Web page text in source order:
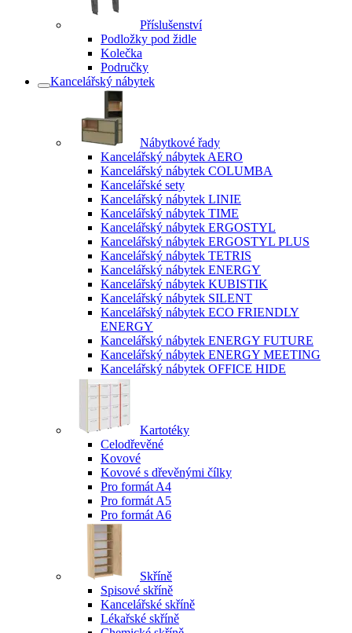
Příslušenství
Podložky pod židle
Kolečka
Područky
Kancelářský nábytek
Nábytkové řady
Kancelářský nábytek AERO
Kancelářský nábytek COLUMBA
Kancelářské sety
Kancelářský nábytek LINIE
Kancelářský nábytek TIME
Kancelářský nábytek ERGOSTYL
Kancelářský nábytek ERGOSTYL PLUS
Kancelářský nábytek TETRIS
Kancelářský nábytek ENERGY
Kancelářský nábytek KUBISTIK
Kancelářský nábytek SILENT
Kancelářský nábytek ECO FRIENDLY
ENERGY
Kancelářský nábytek ENERGY FUTURE
Kancelářský nábytek ENERGY MEETING
Kancelářský nábytek OFFICE HIDE
Kartotéky
Celodřevěné
Kovové
Kovové s dřevěnými čílky
Pro formát A4
Pro formát A5
Pro formát A6
Skříně
Spisové skříně
Kancelářské skříně
Lékařské skříně